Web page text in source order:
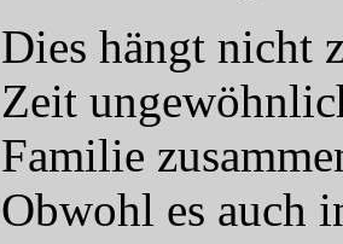
Dies hängt nicht
Zeit
Familie
Obwohl es auch